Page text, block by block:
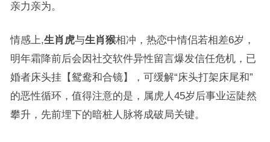
亲力亲为。
情感上,生肖虎与生肖猴相冲，热恋中情侣若相差6岁，
明年霜降前后会因社交软件异性留言爆发信任危机，已
婚者床头挂【鸳鸯和合镜】，可缓解“床头打架床尾和”
的恶性循环，值得注意的是，属虎人45岁后事业运陡然
攀升，先前埋下的暗桩人脉将成破局关键。